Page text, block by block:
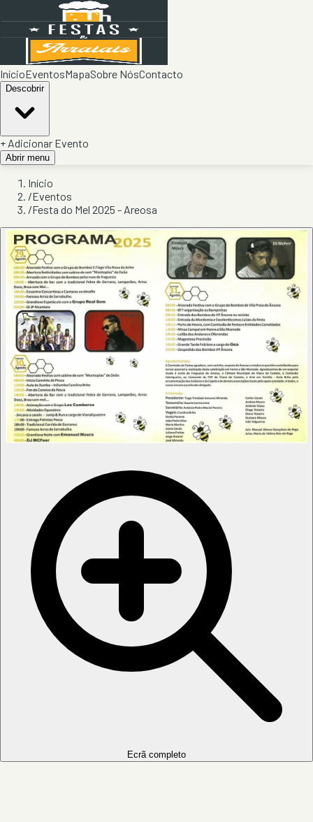
InícioEventosMapaSobre NósContacto
Descobrir
+ Adicionar Evento
Abrir menu
Início
/Eventos
/Festa do Mel 2025 - Areosa
Ecrã completo